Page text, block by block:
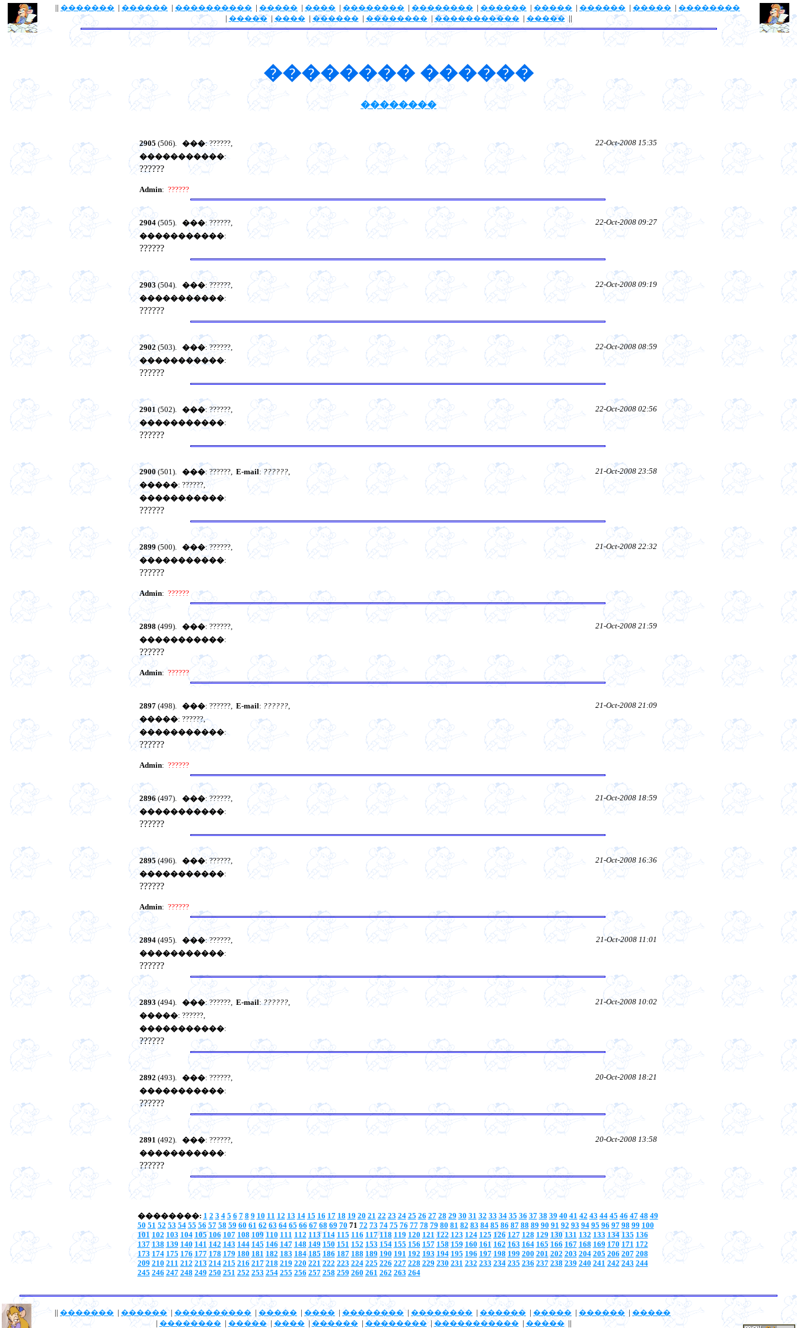
|| ������� | ������ | ���������� | ����� | ���� | �������� | �������� | ������ | ����� | ������ | ����� | ��������
| �����|����|������| ��������|�����������| �����||
�������� ������
��������
2905 (506). ���: ??????,
22-Oct-2008 15:35
�����������:
??????
Admin: ??????
2904(505). ���: ??????,
22-Oct-2008 09:27
�����������:
??????
2903(504). ���: ??????,
22-Oct-2008 09:19
�����������:
??????
2902(503). ���: ??????,
22-Oct-2008 08:59
�����������:
??????
2901(502). ���: ??????,
22-Oct-2008 02:56
�����������:
??????
2900(501). ���: ??????, E-mail: ??????,
21-Oct-2008 23:58
�����: ??????,
�����������:
??????
2899(500). ���: ??????,
21-Oct-2008 22:32
�����������:
??????
Admin: ??????
2898 (499). ���: ??????,
21-Oct-2008 21:59
�����������:
??????
Admin: ??????
2897(498). ���: ??????, E-mail: ??????,
21-Oct-2008 21:09
�����: ??????,
�����������:
??????
Admin: ??????
2896(497). ���: ??????,
21-Oct-2008 18:59
�����������:
??????
2895(496). ���: ??????,
21-Oct-2008 16:36
�����������:
??????
Admin: ??????
2894(495). ���: ??????,
21-Oct-2008 11:01
�����������:
??????
2893 (494). ���: ??????, E-mail:??????,
21-Oct-2008 10:02
�����: ??????,
�����������:
??????
2892 (493). ���: ??????,
20-Oct-2008 18:21
�����������:
??????
2891 (492). ���: ??????,
20-Oct-2008 13:58
�����������:
??????
��������: 1 2 3 4 5 6 7 8 9 10 11 12 13 14 15 16 17 18 19 20 21 22 23 24 25 26 27 28 29 30 31 32 33 34 35 36 37 38 39 40 41 42 43 44 45 46 47 48 49
50 51 52 53 54 55 56 57 58 59 60 61 62 63 64 65 66 67 68 69 70 71 72 73 74 75 76 77 78 79 80 81 82 83 84 85 86 87 88 89 90 91 92 93 94 95 96 97 98 99 100
101 102 103 104 105 106 107 108 109 110 111 112 113 114 115 116 117 118 119 120 121 122 123 124 125 126 127 128 129 130 131 132 133 134 135 136
137 138 139 140 141 142 143 144 145 146 147 148 149 150 151 152 153 154 155 156 157 158 159 160 161 162 163 164 165 166 167 168 169 170 171 172
173 174 175 176 177 178 179 180 181 182 183 184 185 186 187 188 189 190 191 192 193 194 195 196 197 198 199 200 201 202 203 204 205 206 207 208
209 210 211 212 213 214 215 216 217 218 219 220 221 222 223 224 225 226 227 228 229 230 231 232 233 234 235 236 237 238 239 240 241 242 243 244
245 246 247 248 249 250 251 252 253 254 255 256 257 258 259 260 261 262 263 264
|| ������� | ������| ���������� | ����� | ���� | ��������| �������� | ������ | ����� | ������| �����
| ��������| �����| ����|������| ��������|�����������| �����||